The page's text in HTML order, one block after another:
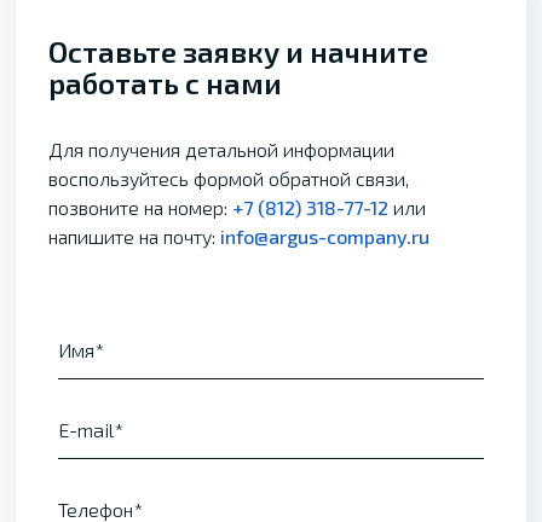
Оставьте заявку и начните
работать с нами
Для получения детальной информации
воспользуйтесь формой обратной связи,
позвоните на номер: +7 (812) 318-77-12 или
напишите на почту: info@argus-company.ru
Имя
E-mail
Телефон